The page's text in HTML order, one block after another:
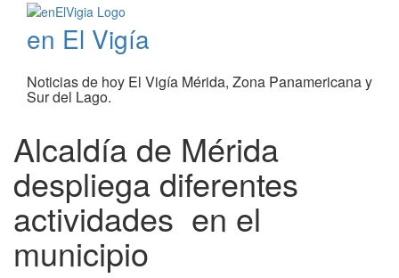
en El Vigía
Noticias de hoy El Vigía Mérida, Zona Panamericana y
Sur del Lago.
Alcaldía de Mérida
despliega diferentes
actividades en el
municipio